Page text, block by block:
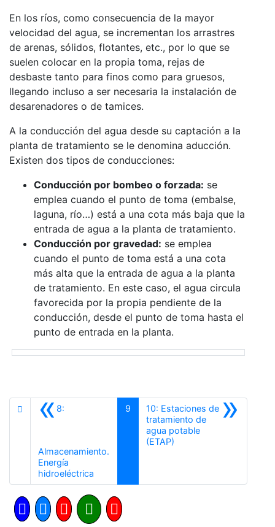
En los ríos, como consecuencia de la mayor
velocidad del agua, se incrementan los arrastres
de arenas, sólidos, flotantes, etc., por lo que se
suelen colocar en la propia toma, rejas de
desbaste tanto para finos como para gruesos,
llegando incluso a ser necesaria la instalación de
desarenadores o de tamices.
A la conducción del agua desde su captación a la
planta de tratamiento se le denomina aducción.
Existen dos tipos de conducciones:
Conducción por bombeo o forzada: se
emplea cuando el punto de toma (embalse,
laguna, río…) está a una cota más baja que la
entrada de agua a la planta de tratamiento.
Conducción por gravedad: se emplea
cuando el punto de toma está a una cota
más alta que la entrada de agua a la planta
de tratamiento. En este caso, el agua circula
favorecida por la propia pendiente de la
conducción, desde el punto de toma hasta el
punto de entrada en la planta.
«8:
Almacenamiento.
Energía
hidroeléctrica
9 »
10: Estaciones de
tratamiento de
agua potable
(ETAP)